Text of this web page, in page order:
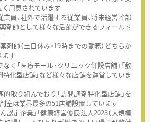
用意されています
員、社外で活躍する従業員、将来経営幹部
剤師として様々な活躍ができるフィールド
剤師（土日休み・19時までの勤務）どちらか
す
く「医療モール・クリニック併設店舗」「敷
特化型店舗」など様々な店舗を運営していま
取り組んでおり「訪問調剤特化型店舗」を
室は業界最多の51店舗設置しています
認定企業」「健康経営優良法人2023（大規模